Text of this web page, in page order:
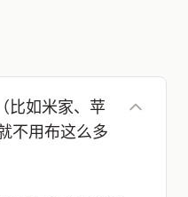
比如米家、苹
不用布这么多